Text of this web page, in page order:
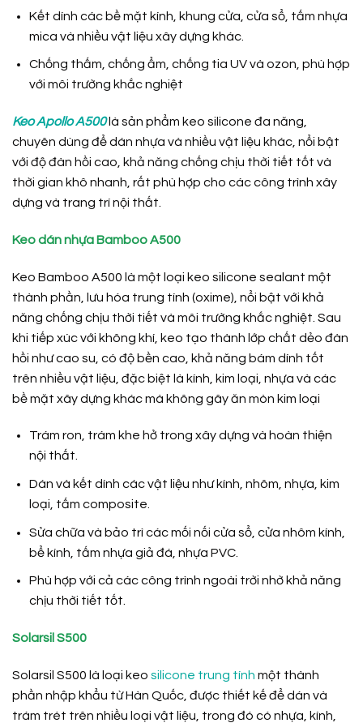
Kết dính các bề mặt kính, khung cửa, cửa sổ, tấm nhựa
mica và nhiều vật liệu xây dựng khác.
Chống thấm, chống ẩm, chống tia UV và ozon, phù hợp
với môi trường khắc nghiệt
Keo Apollo A500là sản phẩm keo silicone đa năng,
chuyên dùng để dán nhựa và nhiều vật liệu khác, nổi bật
với độ đàn hồi cao, khả năng chống chịu thời tiết tốt và
thời gian khô nhanh, rất phù hợp cho các công trình xây
dựng và trang trí nội thất.
Keo dán nhựa Bamboo A500
Keo Bamboo A500 là một loại keo silicone sealant một
thành phần, lưu hóa trung tính (oxime), nổi bật với khả
năng chống chịu thời tiết và môi trường khắc nghiệt. Sau
khi tiếp xúc với không khí, keo tạo thành lớp chất dẻo đàn
hồi như cao su, có độ bền cao, khả năng bám dính tốt
trên nhiều vật liệu, đặc biệt là kính, kim loại, nhựa và các
bề mặt xây dựng khác mà không gây ăn mòn kim loại
Trám ron, trám khe hở trong xây dựng và hoàn thiện
nội thất.
Dán và kết dính các vật liệu như kính, nhôm, nhựa, kim
loại, tấm composite.
Sửa chữa và bảo trì các mối nối cửa sổ, cửa nhôm kính,
bể kính, tấm nhựa giả đá, nhựa PVC.
Phù hợp với cả các công trình ngoài trời nhờ khả năng
chịu thời tiết tốt.
Solarsil S500
Solarsil S500 là loại keo silicone trung tính một thành
phần nhập khẩu từ Hàn Quốc, được thiết kế để dán và
trám trét trên nhiều loại vật liệu, trong đó có nhựa, kính,